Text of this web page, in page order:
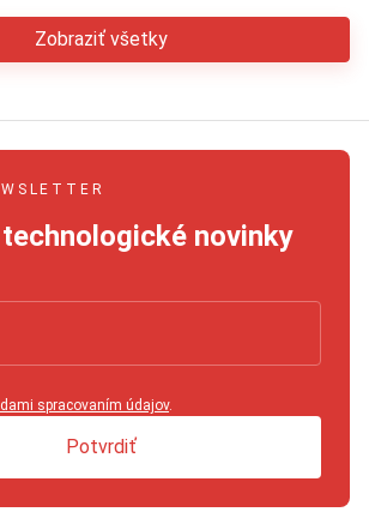
Zobraziť všetky
novinky
spracovaním údajov.
Potvrdiť